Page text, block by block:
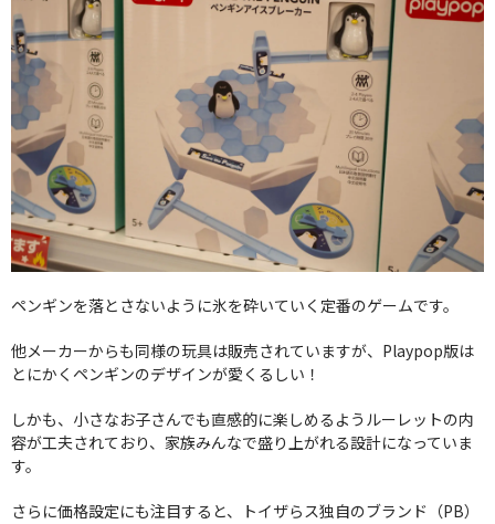
ペンギンを落とさないように氷を砕いていく定番のゲームです。
他メーカーからも同様の玩具は販売されていますが、Playpop版は
とにかくペンギンのデザインが愛くるしい！
しかも、小さなお子さんでも直感的に楽しめるようルーレットの内
容が工夫されており、家族みんなで盛り上がれる設計になっていま
す。
さらに価格設定にも注目すると、トイザらス独自のブランド（PB）